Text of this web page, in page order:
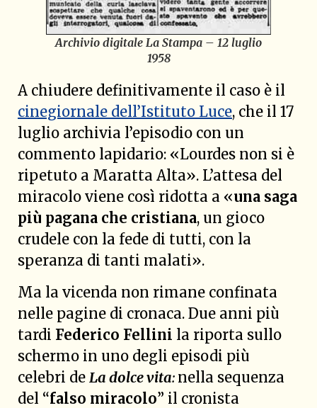
Archivio digitale La Stampa – 12 luglio
1958
A chiudere definitivamente il caso è il
cinegiornale dell’Istituto Luce, che il 17
luglio archivia l’episodio con un
commento lapidario: «Lourdes non si è
ripetuto a Maratta Alta». L’attesa del
miracolo viene così ridotta a «una saga
più pagana che cristiana, un gioco
crudele con la fede di tutti, con la
speranza di tanti malati».
Ma la vicenda non rimane confinata
nelle pagine di cronaca. Due anni più
tardi Federico Fellini la riporta sullo
schermo in uno degli episodi più
celebri de La dolce vita: nella sequenza
del “falso miracolo” il cronista